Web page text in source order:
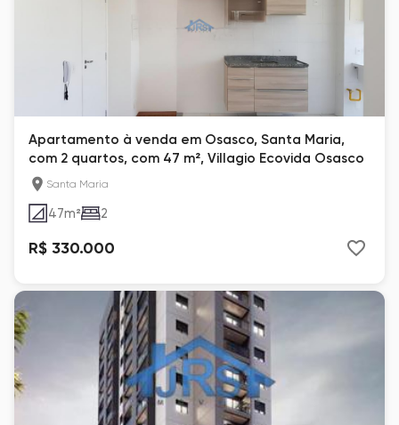
Apartamento à venda em Osasco, Santa Maria,
com 2 quartos, com 47 m², Villagio Ecovida Osasco
Santa Maria
47m² 2
R$ 330.000